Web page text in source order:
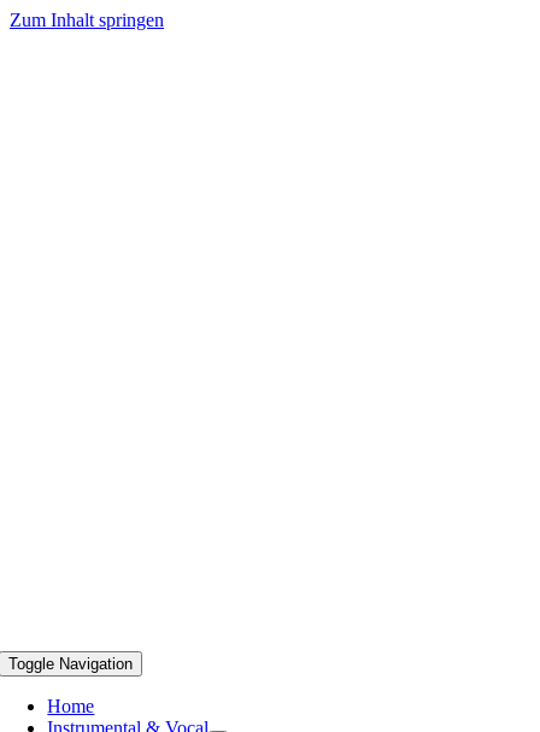
Zum Inhalt springen
Toggle Navigation
Home
Instrumental & Vocal